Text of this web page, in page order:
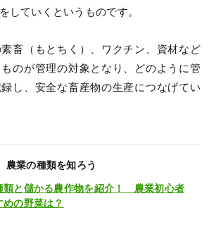
していくというものです。
畜（もとちく）、ワクチン、資材など
のが管理の対象となり、どのように管
し、安全な畜産物の生産につなげてい
農業の種類を知ろう
類と儲かる農作物を紹介！ 農業初心者
めの野菜は？